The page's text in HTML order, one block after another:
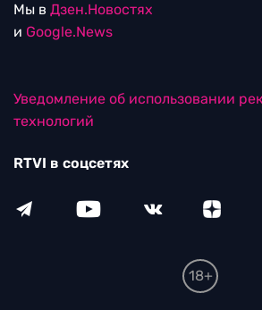
Мы в Дзен.Новостях
и Google.News
Уведомление об использовании
технологий
RTVI в соцсетях
18+